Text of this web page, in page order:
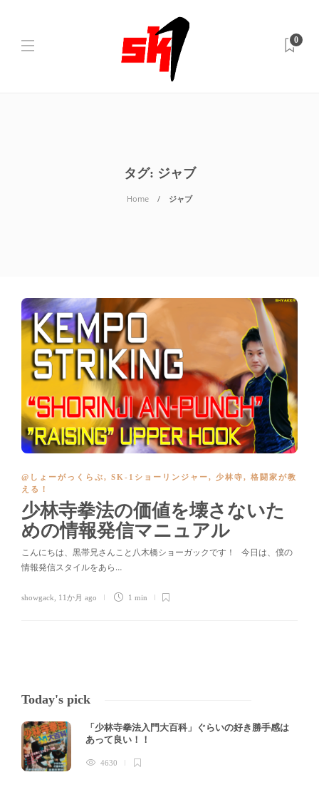
0
タグ: ジャブ
Home ジャブ
@しょーがっくらぶ, SK-1ショーリンジャー, 少林寺, 格闘家が教
える！
少林寺拳法の価値を壊さないた
めの情報発信マニュアル
こんにちは、黒帯兄さんこと八木橋ショーガックです！ 今日は、僕の
情報発信スタイルをあら…
showgack 11か月 ago 1 min
Today's pick
「少林寺拳法入門大百科」ぐらいの好き勝手感は
あって良い！！
4630